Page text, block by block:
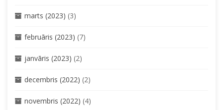
marts (2023) (3)
februāris (2023) (7)
janvāris (2023) (2)
decembris (2022) (2)
novembris (2022) (4)